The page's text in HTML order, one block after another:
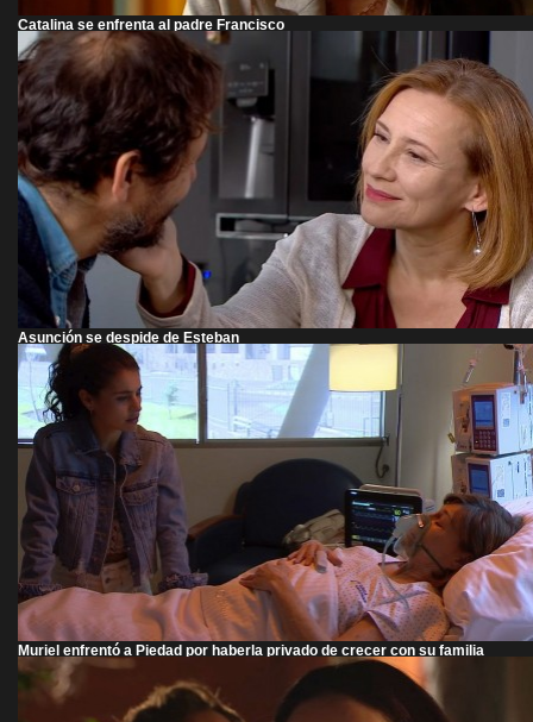
Catalina se enfrenta al padre Francisco
Asunción se despide de Esteban
Muriel enfrentó a Piedad por haberla privado de crecer con su familia